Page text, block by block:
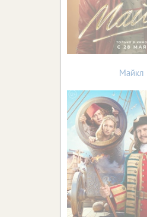
Майкл